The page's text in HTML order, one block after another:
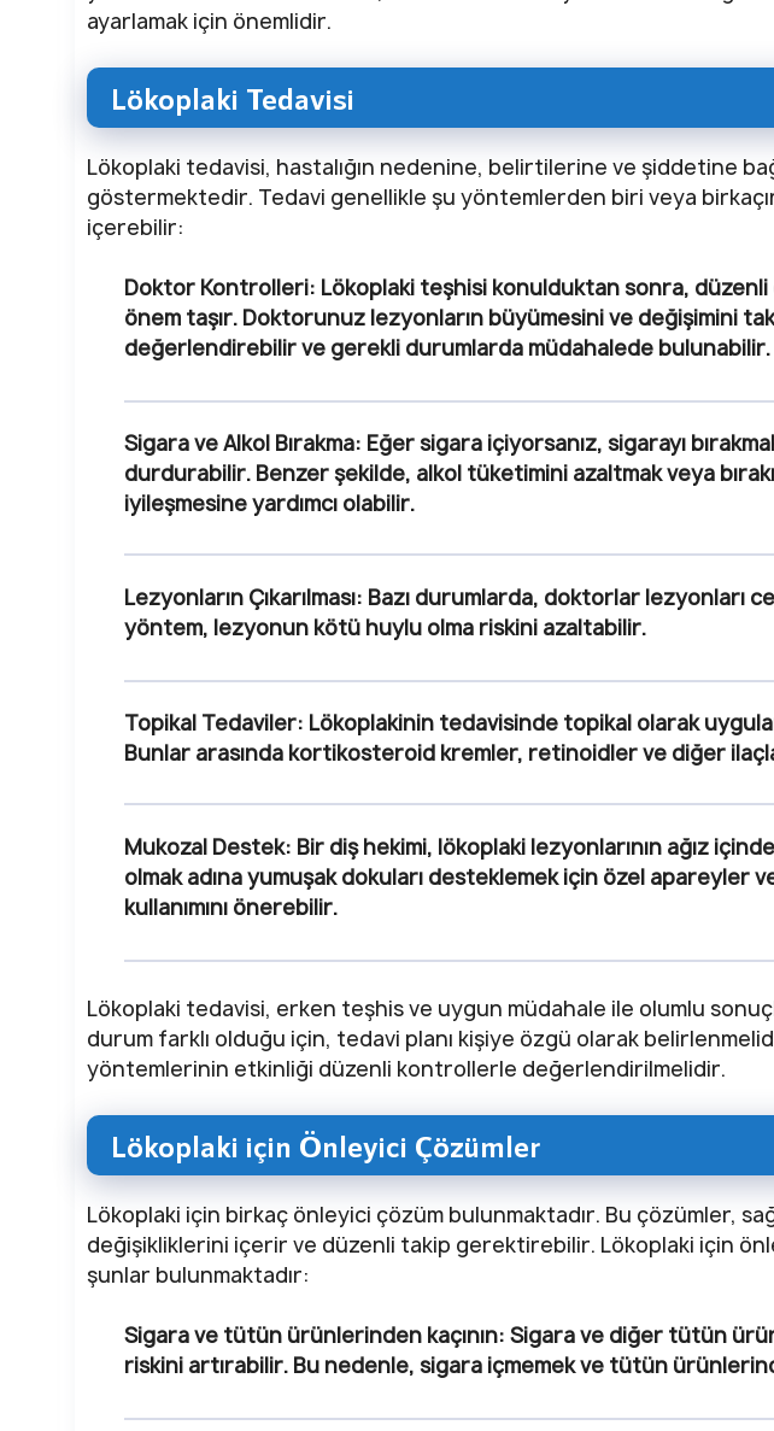
ayarlamak için önemlidir.
Lökoplaki Tedavisi
Lökoplaki tedavisi, hastalığın nedenine, belirtilerine ve şiddetine
göstermektedir. Tedavi genellikle şu yöntemlerden biri veya
içerebilir:
Doktor Kontrolleri: Lökoplaki teşhisi konulduktan sonra,
önem taşır. Doktorunuz lezyonların büyümesini ve değişimini
değerlendirebilir ve gerekli durumlarda müdahalede bulunabilir.
Sigara ve Alkol Bırakma: Eğer sigara içiyorsanız, sigarayı
durdurabilir. Benzer şekilde, alkol tüketimini azaltmak veya
iyileşmesine yardımcı olabilir.
Lezyonların Çıkarılması: Bazı durumlarda, doktorlar lezyonları
yöntem, lezyonun kötü huylu olma riskini azaltabilir.
Topikal Tedaviler: Lökoplakinin tedavisinde topikal olarak
Bunlar arasında kortikosteroid kremler, retinoidler ve diğer
Mukozal Destek: Bir diş hekimi, lökoplaki lezyonlarının ağız
olmak adına yumuşak dokuları desteklemek için özel apareyler
kullanımını önerebilir.
Lökoplaki tedavisi, erken teşhis ve uygun müdahale ile olumlu
durum farklı olduğu için, tedavi planı kişiye özgü olarak
yöntemlerinin etkinliği düzenli kontrollerle değerlendirilmelidir.
Lökoplaki için Önleyici Çözümler
Lökoplaki için birkaç önleyici çözüm bulunmaktadır. Bu çözümler,
değişikliklerini içerir ve düzenli takip gerektirebilir. Lökoplaki için
şunlar bulunmaktadır:
Sigara ve tütün ürünlerinden kaçının: Sigara ve diğer tütün
riskini artırabilir. Bu nedenle, sigara içmemek ve tütün